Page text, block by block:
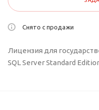
Снято с продажи
Лицензия для
SQL Server Standard